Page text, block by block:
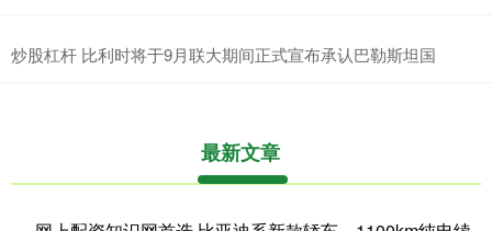
炒股杠杆 比利时将于9月联大期间正式宣布承认巴勒斯坦国
最新文章